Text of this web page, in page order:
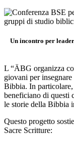
Un incontro per
L “ÄBG organizza
giovani per
Bibbia. In
beneficiano di questi
le storie della Bibbia
Questo progetto
Sacre Scritture: